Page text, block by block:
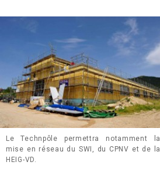
Le Technpôle permettra notamment la
mise en réseau du SWI, du CPNV et de la
HEIG-VD.